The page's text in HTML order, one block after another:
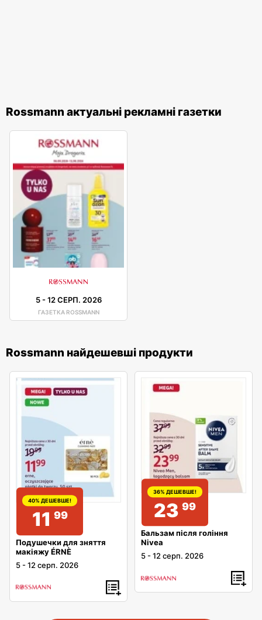
Rossmann актуальні рекламні газетки
5-12 СЕРП. 2026
ГАЗЕТКА ROSSMANN
Rossmann найдешевші продукти
40% ДЕШЕВШЕ!
11 99
Подушечки для зняття
макіяжу ÉRNÈ
5 -12 серп. 2026
36% ДЕШЕВШЕ!
23 99
Бальзам після гоління
Nivea
5 -12 серп. 2026